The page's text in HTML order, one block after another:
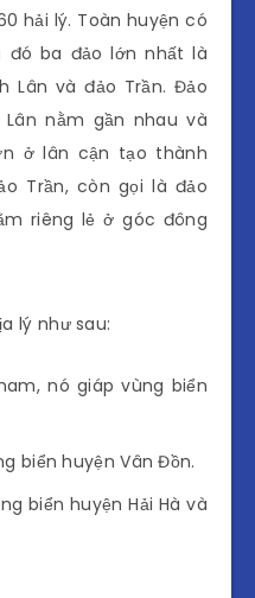
hải lý. Toàn huyện có
đó ba đảo lớn nhất là
Lân và đảo Trần. Đảo
nằm gần nhau và
ở lân cận tạo thành
Trần, còn gọi là đảo
riêng lẻ ở góc đông
lý như sau:
nó giáp vùng biển
biển huyện Vân Đồn.
biển huyện Hải Hà và